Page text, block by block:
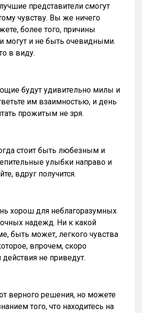
представители смогут
чувству. Вы же ничего
более того, причины
могут и не быть очевидными.
в виду.
будут удивительно милы и
им взаимностью, и день
прожитым не зря.
стоит быть любезным и
улыбки направо и
вдруг получится.
хорош для неблагоразумных
надежд. Ни к какой
быть может, легкого чувства
впрочем, скоро
действия не приведут.
верного решения, но можете
того, что находитесь на